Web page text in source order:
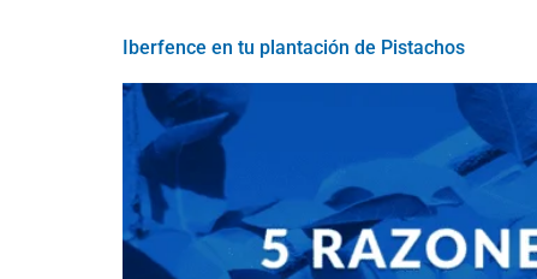
Iberfence en tu plantación de Pistachos